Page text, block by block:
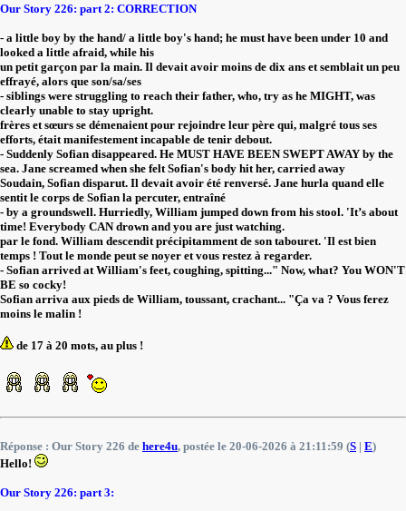
Our Story 226: part 2: CORRECTION
- a little boy by the hand/ a little boy's hand; he must have been under 10 and
looked a little afraid, while his
un petit garçon par la main. Il devait avoir moins de dix ans et semblait un peu
effrayé, alors que son/sa/ses
- siblings were struggling to reach their father, who, try as he MIGHT, was
clearly unable to stay upright.
frères et sœurs se démenaient pour rejoindre leur père qui, malgré tous ses
efforts, était manifestement incapable de tenir debout.
- Suddenly Sofian disappeared. He MUST HAVE BEEN SWEPT AWAY by the
sea. Jane screamed when she felt Sofian's body hit her, carried away
Soudain, Sofian disparut. Il devait avoir été renversé. Jane hurla quand elle
sentit le corps de Sofian la percuter, entraîné
- by a groundswell. Hurriedly, William jumped down from his stool. 'It’s about
time! Everybody CAN drown and you are just watching.
par le fond. William descendit précipitamment de son tabouret. 'Il est bien
temps ! Tout le monde peut se noyer et vous restez à regarder.
- Sofian arrived at William's feet, coughing, spitting..." Now, what? You WON'T
BE so cocky!
Sofian arriva aux pieds de William, toussant, crachant... "Ça va ? Vous ferez
moins le malin !
de 17 à 20 mots, au plus !
Réponse : Our Story 226 de here4u, postée le 20-06-2026 à 21:11:59 (S | E)
Hello!
Our Story 226: part 3: